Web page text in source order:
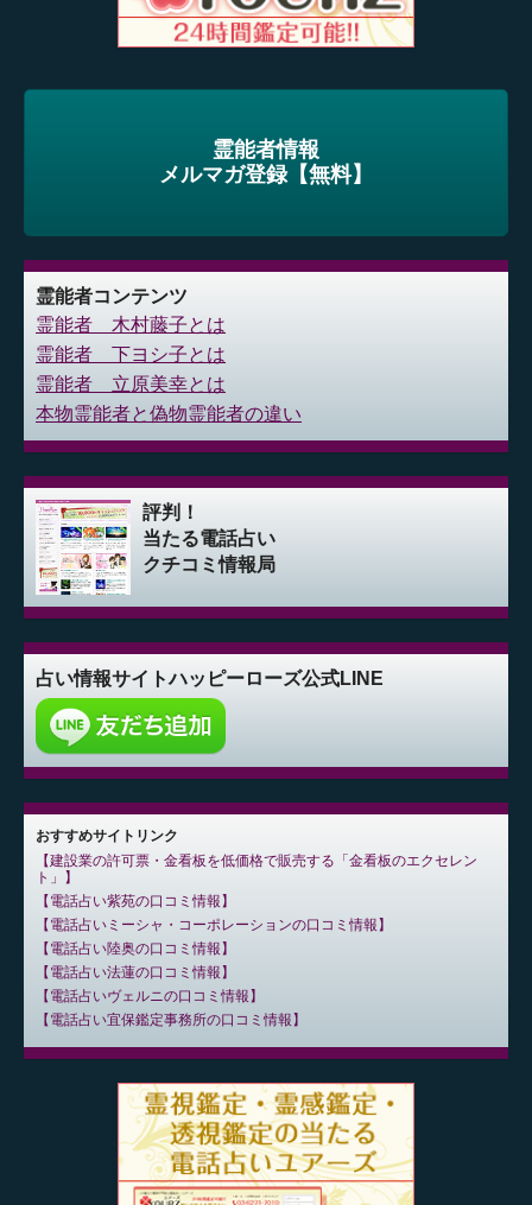
霊能者情報
メルマガ登録【無料】
霊能者コンテンツ
霊能者 木村藤子とは
霊能者 下ヨシ子とは
霊能者 立原美幸とは
本物霊能者と偽物霊能者の違い
評判！
当たる電話占い
クチコミ情報局
占い情報サイトハッピーローズ公式LINE
おすすめサイトリンク
建設業の許可票・金看板を低価格で販売する「金看板のエクセレン
ト」
電話占い紫苑の口コミ情報
電話占いミーシャ・コーポレーションの口コミ情報
電話占い陸奥の口コミ情報
電話占い法蓮の口コミ情報
電話占いヴェルニの口コミ情報
電話占い宜保鑑定事務所の口コミ情報